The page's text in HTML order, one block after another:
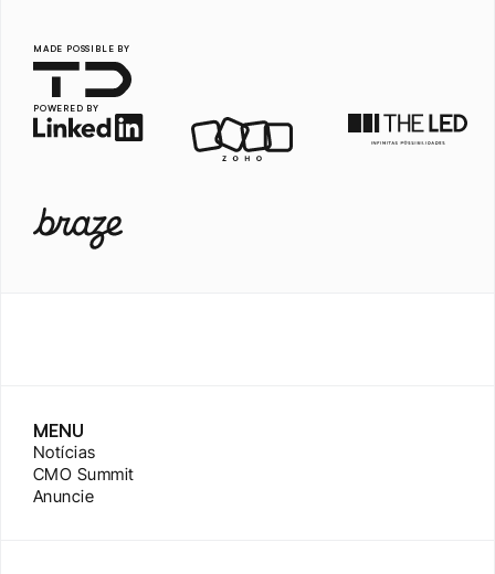
MADE POSSIBLE BY
POWERED BY
MENU
Notícias
CMO Summit
Anuncie